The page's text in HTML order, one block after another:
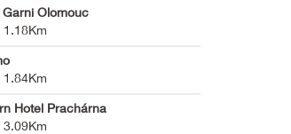
Garni Olomouc
Hotel Prachárna